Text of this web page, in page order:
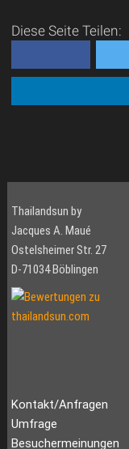
Diese Seite Teilen:
Thailandsun by
Jacques A. Maué
Ostelsheimer Str. 27
D-71034 Böblingen
Kontakt/Anfragen
Umfrage
Besuchermeinungen